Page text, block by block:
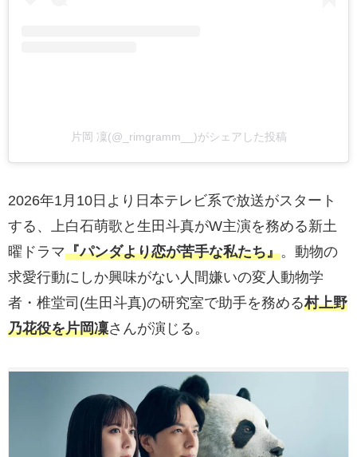
片岡 凜(@_rimgramm__)がシェアした投稿
2026年1月10日より日本テレビ系で放送がスタート
する、上白石萌歌と生田斗真がW主演を務める新土
曜ドラマ『パンダより恋が苦手な私たち』。動物の
求愛行動にしか興味がない人間嫌いの変人動物学
者・椎堂司(生田斗真)の研究室で助手を務める村上野
乃花役を片岡凜さんが演じる。